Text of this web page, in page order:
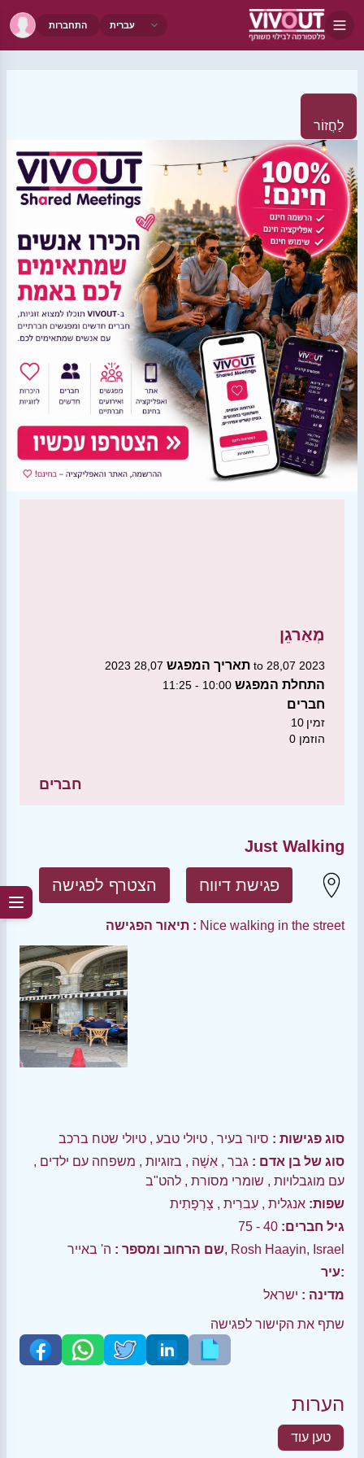
התחברות
לַחֲזוֹר
מְאַרגֵן
תאריך המפגש 28,07 2023 to 28,07 2023
התחלת המפגש 10:00 - 11:25
חברים
10 זמין
0 הוזמן
חברים
Just Walking
הצטרף לפגישה פגישת דיווח
תיאור הפגישה : Nice walking in the street
סוג פגישות : סיור בעיר , טיולי טבע , טיולי שטח ברכב
סוג של בן אדם : גבר , אִשָׁה , בזוגיות , משפחה עם ילדים ,
עם מוגבלויות , שומרי מסורת , להט"ב
שפות: אנגלית , עִברִית , צָרְפָתִית
גיל חברים: 40 - 75
שם הרחוב ומספר :ה' באייר, Rosh Haayin, Israel
עיר:
מדינה : ישראל
שתף את הקישור לפגישה
הערות
טען עוד